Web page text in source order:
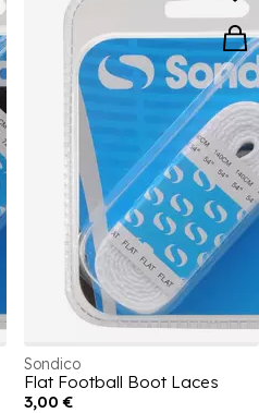
Sondico
Flat Football Boot Laces
3,00 €